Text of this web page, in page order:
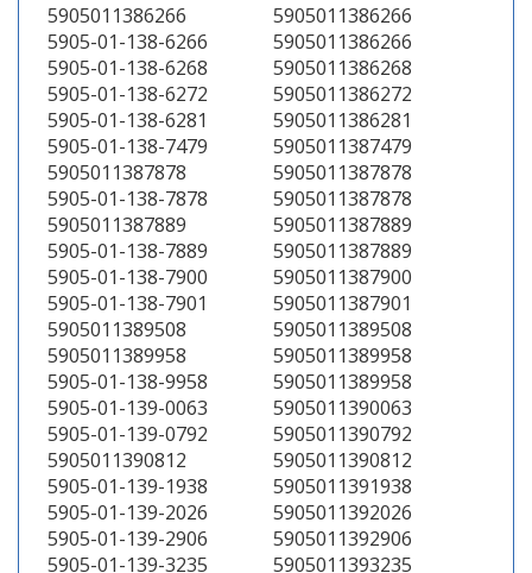
5905011386266
5905011386266
5905-01-138-6266
5905011386266
5905-01-138-6268
5905011386268
5905-01-138-6272
5905011386272
5905-01-138-6281
5905011386281
5905-01-138-7479
5905011387479
5905011387878
5905011387878
5905-01-138-7878
5905011387878
5905011387889
5905011387889
5905-01-138-7889
5905011387889
5905-01-138-7900
5905011387900
5905-01-138-7901
5905011387901
5905011389508
5905011389508
5905011389958
5905011389958
5905-01-138-9958
5905011389958
5905-01-139-0063
5905011390063
5905-01-139-0792
5905011390792
5905011390812
5905011390812
5905-01-139-1938
5905011391938
5905-01-139-2026
5905011392026
5905-01-139-2906
5905011392906
5905-01-139-3235
5905011393235